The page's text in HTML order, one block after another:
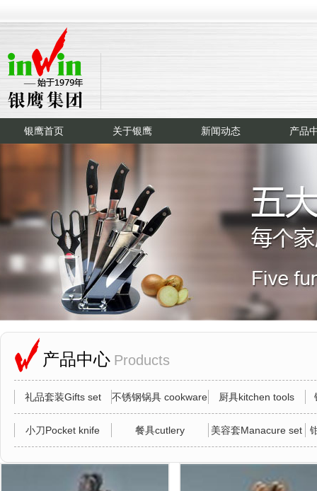
银鹰首页 关于银鹰 新闻动态 产品
产品中心 Products
礼品套装Gifts set 不锈钢锅具 cookware 厨具kitchen tools
小刀Pocket knife 餐具cutlery 美容套Manacure set